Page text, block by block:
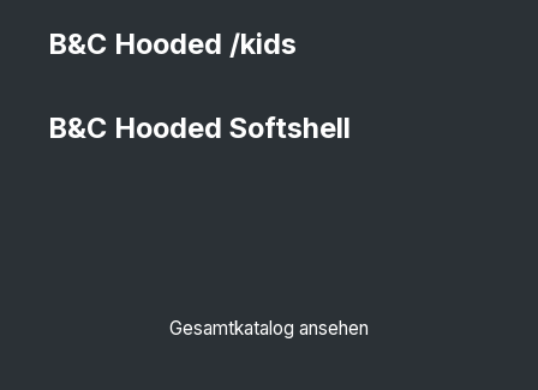
B&C Hooded /kids
B&C Hooded Softshell
Gesamtkatalog ansehen